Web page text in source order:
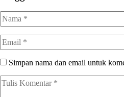
Simpan nama dan email untuk